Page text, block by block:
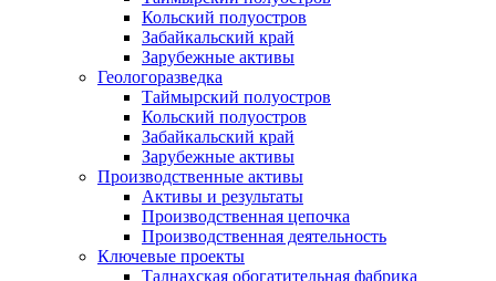
Кольский полуостров
Забайкальский край
Зарубежные активы
Геологоразведка
Таймырский полуостров
Кольский полуостров
Забайкальский край
Зарубежные активы
Производственные активы
Активы и результаты
Производственная цепочка
Производственная деятельность
Ключевые проекты
Талнахская обогатительная фабрика